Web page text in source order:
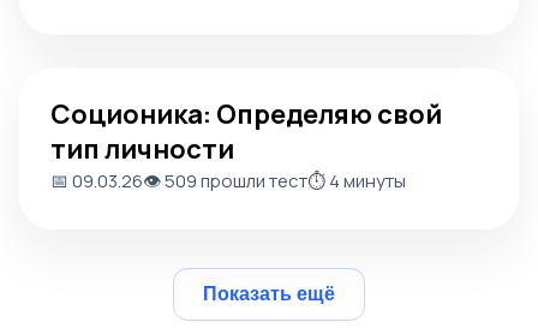
Соционика: Определяю свой
тип личности
📅 09.03.26👁️ 509 прошли тест⏱️ 4 минуты
Показать ещё